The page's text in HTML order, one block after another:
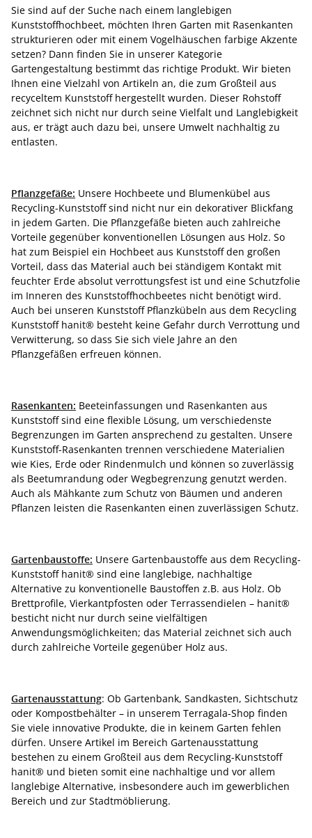
Sie sind auf der Suche nach einem langlebigen
Kunststoffhochbeet, möchten Ihren Garten mit Rasenkanten
strukturieren oder mit einem Vogelhäuschen farbige Akzente
setzen? Dann finden Sie in unserer Kategorie
Gartengestaltung bestimmt das richtige Produkt. Wir bieten
Ihnen eine Vielzahl von Artikeln an, die zum Großteil aus
recyceltem Kunststoff hergestellt wurden. Dieser Rohstoff
zeichnet sich nicht nur durch seine Vielfalt und Langlebigkeit
aus, er trägt auch dazu bei, unsere Umwelt nachhaltig zu
entlasten.
Pflanzgefäße: Unsere Hochbeete und Blumenkübel aus
Recycling-Kunststoff sind nicht nur ein dekorativer Blickfang
in jedem Garten. Die Pflanzgefäße bieten auch zahlreiche
Vorteile gegenüber konventionellen Lösungen aus Holz. So
hat zum Beispiel ein Hochbeet aus Kunststoff den großen
Vorteil, dass das Material auch bei ständigem Kontakt mit
feuchter Erde absolut verrottungsfest ist und eine Schutzfolie
im Inneren des Kunststoffhochbeetes nicht benötigt wird.
Auch bei unseren Kunststoff Pflanzkübeln aus dem Recycling
Kunststoff hanit® besteht keine Gefahr durch Verrottung und
Verwitterung, so dass Sie sich viele Jahre an den
Pflanzgefäßen erfreuen können.
Rasenkanten: Beeteinfassungen und Rasenkanten aus
Kunststoff sind eine flexible Lösung, um verschiedenste
Begrenzungen im Garten ansprechend zu gestalten. Unsere
Kunststoff-Rasenkanten trennen verschiedene Materialien
wie Kies, Erde oder Rindenmulch und können so zuverlässig
als Beetumrandung oder Wegbegrenzung genutzt werden.
Auch als Mähkante zum Schutz von Bäumen und anderen
Pflanzen leisten die Rasenkanten einen zuverlässigen Schutz.
Gartenbaustoffe: Unsere Gartenbaustoffe aus dem Recycling-
Kunststoff hanit® sind eine langlebige, nachhaltige
Alternative zu konventionelle Baustoffen z.B. aus Holz. Ob
Brettprofile, Vierkantpfosten oder Terrassendielen – hanit®
besticht nicht nur durch seine vielfältigen
Anwendungsmöglichkeiten; das Material zeichnet sich auch
durch zahlreiche Vorteile gegenüber Holz aus.
Gartenausstattung: Ob Gartenbank, Sandkasten, Sichtschutz
oder Kompostbehälter – in unserem Terragala-Shop finden
Sie viele innovative Produkte, die in keinem Garten fehlen
dürfen. Unsere Artikel im Bereich Gartenausstattung
bestehen zu einem Großteil aus dem Recycling-Kunststoff
hanit® und bieten somit eine nachhaltige und vor allem
langlebige Alternative, insbesondere auch im gewerblichen
Bereich und zur Stadtmöblierung.